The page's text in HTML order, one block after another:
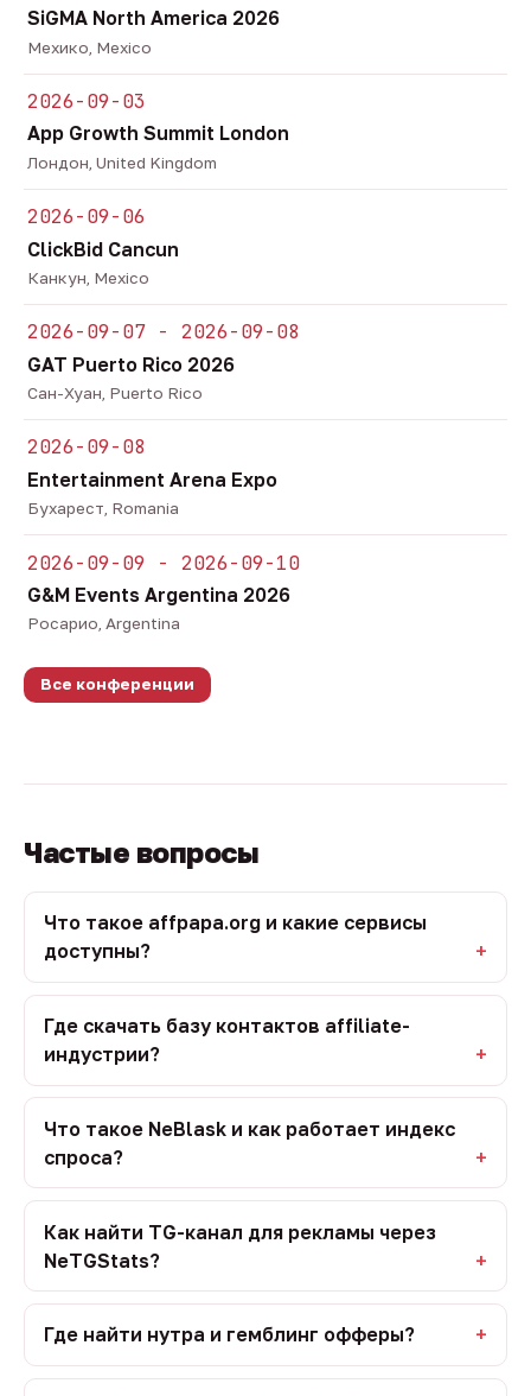
SiGMA North America 2026
Мехико, Mexico
2026-09-03
App Growth Summit London
Лондон, United Kingdom
2026-09-06
ClickBid Cancun
Канкун, Mexico
2026-09-07 - 2026-09-08
GAT Puerto Rico 2026
Сан-Хуан, Puerto Rico
2026-09-08
Entertainment Arena Expo
Бухарест, Romania
2026-09-09 - 2026-09-10
G&M Events Argentina 2026
Росарио, Argentina
Все конференции
Частые вопросы
Что такое affpapa.org и какие сервисы
доступны?
Где скачать базу контактов affiliate-
индустрии?
Что такое NeBlask и как работает индекс
спроса?
Как найти TG-канал для рекламы через
NeTGStats?
Где найти нутра и гемблинг офферы?